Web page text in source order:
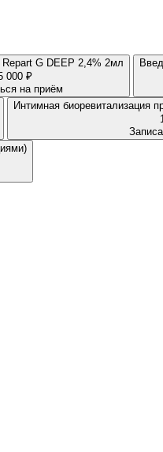
Repart G DEEP 2,4% 2мл
000 ₽
на приём